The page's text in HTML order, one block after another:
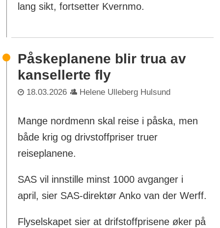
lang sikt, fortsetter Kvernmo.
Påskeplanene blir trua av
kansellerte fly
18.03.2026 Helene Ulleberg Hulsund
Mange nordmenn skal reise i påska, men
både krig og drivstoffpriser truer
reiseplanene.
SAS vil innstille minst 1000 avganger i
april, sier SAS-direktør Anko van der Werff.
Flyselskapet sier at drifstoffprisene øker på